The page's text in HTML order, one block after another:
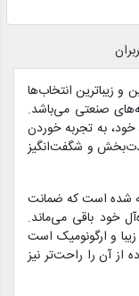
زیباترین انتخاب‌ها
صنعتی می‌باشد.
به تجربه خوردن
و شگفت‌انگیز
شده است که ضمانت
خود باقی می‌ماند.
و ارگونومیک است
از آن را راحت‌تر نیز